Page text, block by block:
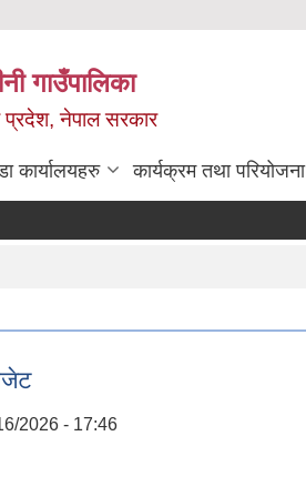
गाउँपालिका
नेपाल सरकार
कार्यालयहरु कार्यक्रम तथा परियोजना
2026 - 17:46